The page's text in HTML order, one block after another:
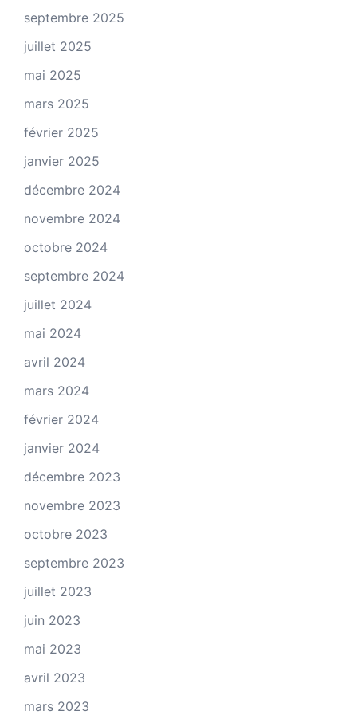
septembre 2025
juillet 2025
mai 2025
mars 2025
février 2025
janvier 2025
décembre 2024
novembre 2024
octobre 2024
septembre 2024
juillet 2024
mai 2024
avril 2024
mars 2024
février 2024
janvier 2024
décembre 2023
novembre 2023
octobre 2023
septembre 2023
juillet 2023
juin 2023
mai 2023
avril 2023
mars 2023